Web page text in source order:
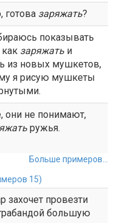
готова заряжать?
показывать
заряжать и
из новых мушкетов,
я рисую мушкеты
они не понимают,
ружья.
Больше примеров...
15)
захочет провезти
большую